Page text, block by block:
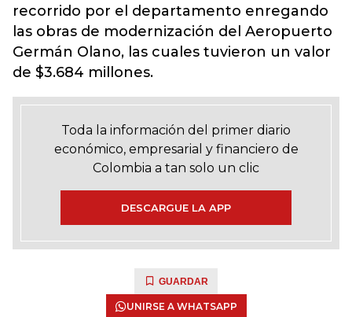
recorrido por el departamento enregando
las obras de modernización del Aeropuerto
Germán Olano, las cuales tuvieron un valor
de $3.684 millones.
Toda la información del primer diario
económico, empresarial y financiero de
Colombia a tan solo un clic
DESCARGUE LA APP
GUARDAR
UNIRSE A WHATSAPP